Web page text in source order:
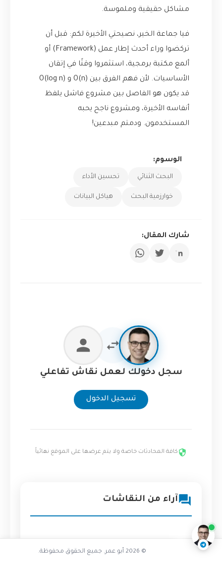
مشاكل حقيقية وملموسة.
فيا جماعة الخير، نصيحتي الأخيرة لكم: قبل أن
تركضوا وراء أحدث إطار عمل (Framework) أو
ألمع مكتبة برمجية، استثمروا وقتًا في إتقان
الأساسيات. لأن فهم الفرق بين O(n) و O(log n)
قد يكون هو الفاصل بين مشروع فاشل يلفظ
أنفاسه الأخيرة، ومشروع ناجح يحبه
المستخدمون. ودمتم مبدعين!
الوسوم:
البحث الثنائي تحسين الأداء
خوارزمية البحث هياكل البيانات
شارك المقال:
سجل دخولك لعمل نقاش تفاعلي
تسجيل الدخول
كافة المحادثات خاصة ولا يتم عرضها على الموقع نهائياً
آراء من النقاشات
ناقشنا على تليجرام
© 2026 أبو عمر. جميع الحقوق محفوظة.